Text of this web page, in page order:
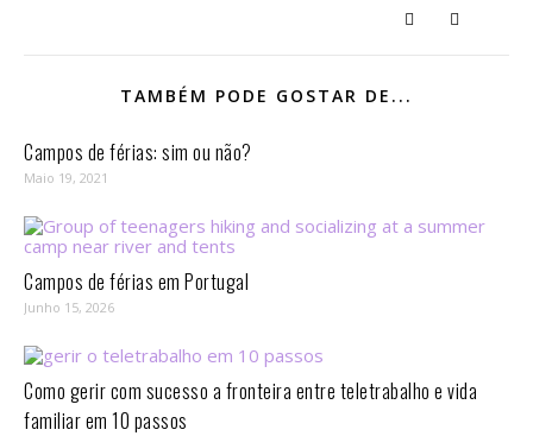
TAMBÉM PODE GOSTAR DE...
Campos de férias: sim ou não?
Maio 19, 2021
Campos de férias em Portugal
Junho 15, 2026
Como gerir com sucesso a fronteira entre teletrabalho e vida
familiar em 10 passos⁣